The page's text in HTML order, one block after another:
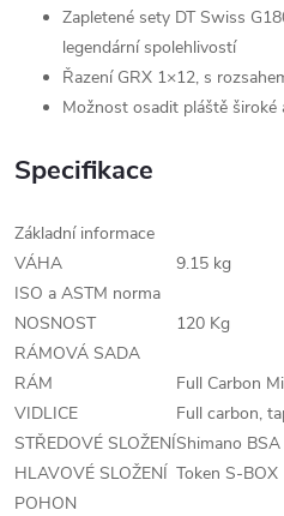
Zapletené sety DT Swiss
legendární spolehlivostí
Řazení GRX 1×12, s
Možnost osadit pláště široké
Specifikace
Základní informace
VÁHA
9.15 kg
ISO a ASTM norma
NOSNOST
120 Kg
RÁMOVÁ SADA
RÁM
Full Carbon
VIDLICE
Full carbon,
STŘEDOVÉ SLOŽENÍShimano BSA
HLAVOVÉ SLOŽENÍ Token S-BOX
POHON